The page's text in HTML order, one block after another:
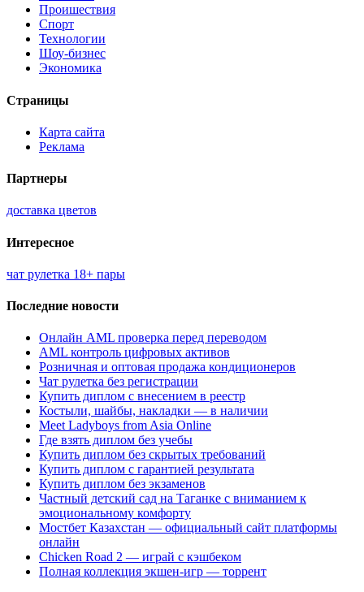
Проишествия
Спорт
Технологии
Шоу-бизнес
Экономика
Страницы
Карта сайта
Реклама
Партнеры
доставка цветов
Интересное
чат рулетка 18+ пары
Последние новости
Онлайн AML проверка перед переводом
AML контроль цифровых активов
Розничная и оптовая продажа кондиционеров
Чат рулетка без регистрации
Купить диплом с внесением в реестр
Костыли, шайбы, накладки — в наличии
Meet Ladyboys from Asia Online
Где взять диплом без учебы
Купить диплом без скрытых требований
Купить диплом с гарантией результата
Купить диплом без экзаменов
Частный детский сад на Таганке с вниманием к
эмоциональному комфорту
Мостбет Казахстан — официальный сайт платформы
онлайн
Chicken Road 2 — играй с кэшбеком
Полная коллекция экшен-игр — торрент